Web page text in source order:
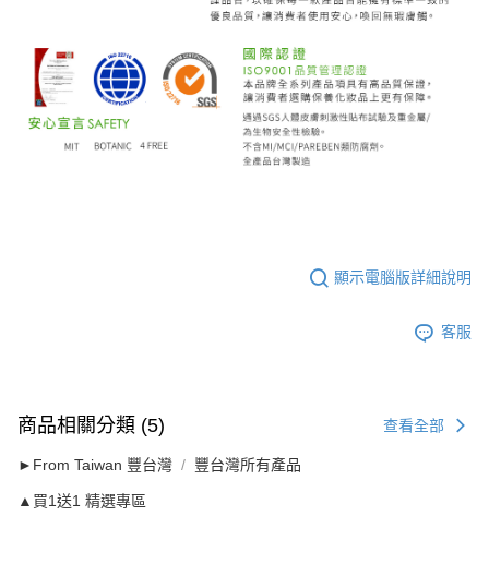
顯示電腦版詳細說明
客服
商品相關分類 (5) 查看全部
►From Taiwan 豐台灣 豐台灣所有產品
▲買1送1 精選專區